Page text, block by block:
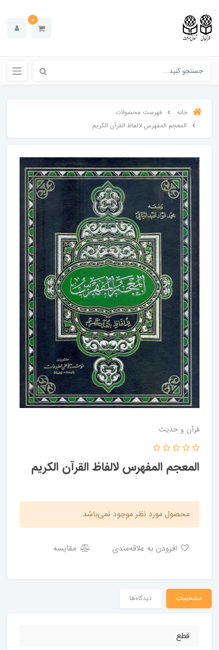
0
خانه
فهرست محصولات
المعجم المفهرس لالفاظ القرآن الکریم
قرآن و حدیث
المعجم المفهرس لالفاظ القرآن الکریم
محصول مورد نظر موجود نمی‌باشد.
مقایسه
مشخصات دیدگاه‌ها
قطع